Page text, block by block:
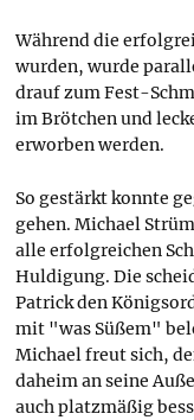
Während die
wurden, wurde
drauf zum Fest-
im Brötchen und
erworben werden.
So gestärkt konnte
gehen. Michael
alle erfolgreichen
Huldigung. Die
Patrick den
mit "was Süßem"
Michael freut sich,
daheim an seine
auch platzmäßig